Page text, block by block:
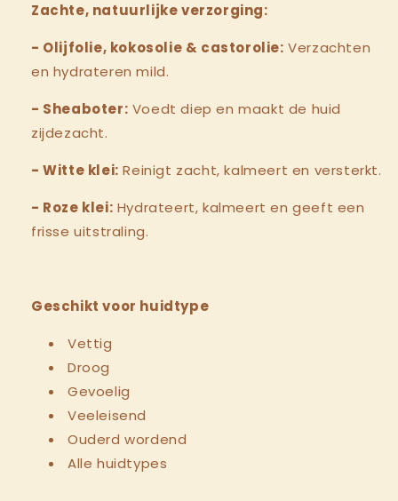
Zachte, natuurlijke verzorging:
- Olijfolie, kokosolie & castorolie: Verzachten
en hydrateren mild.
- Sheaboter: Voedt diep en maakt de huid
zijdezacht.
- Witte klei: Reinigt zacht, kalmeert en versterkt.
- Roze klei: Hydrateert, kalmeert en geeft een
frisse uitstraling.
Geschikt voor huidtype
Vettig
Droog
Gevoelig
Veeleisend
Ouderd wordend
Alle huidtypes